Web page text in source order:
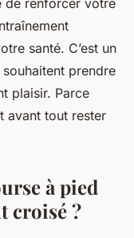
de renforcer votre
santé. C’est un
prendre
plaisir. Parce
avant tout rester
à pied
croisé ?